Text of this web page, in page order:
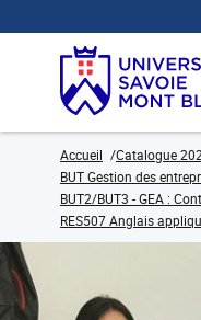
Accueil Catalogue
BUT Gestion des
BUT2/BUT3 - GEA :
RES507 Anglais